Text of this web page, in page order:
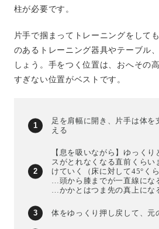
柱が必要です。
片手で掴まってトレーニングをして
のあるトレーニング器具やテーブル
しょう。手をつく位置は、おへその
すぎない位置がベストです。
足を肩幅に開き、片手は体を
える
【息を吸いながら】ゆっく
スがとれなくなる直前くらい
けていく（床に対して45°くら
…頭から膝までが一直線にな
…かかとはつま先の真上にな
体をゆっくり押し戻して、元